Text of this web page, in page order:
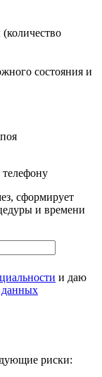
состояния и
сформирует
и времени
и даю
данных
риски: